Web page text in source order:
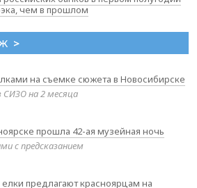
чем в прошлом
>
на съемке сюжета в Новосибирске
на 2 месяца
прошла 42-ая музейная ночь
с предсказанием
предлагают красноярцам на